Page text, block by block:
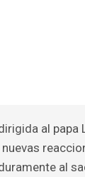
al
nuevas
al